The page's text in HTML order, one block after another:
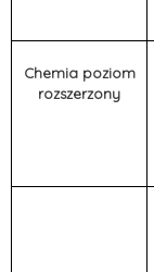
Chemia poziom
rozszerzony